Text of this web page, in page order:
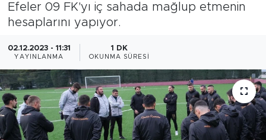
Efeler 09 FK'yı iç sahada mağlup etmenin
hesaplarını yapıyor.
02.12.2023 - 11:31
YAYINLANMA
1 DK
OKUNMA SÜRESI
Eğitim
Sanat
Bölge
Teknoloji
Haber Arşivi